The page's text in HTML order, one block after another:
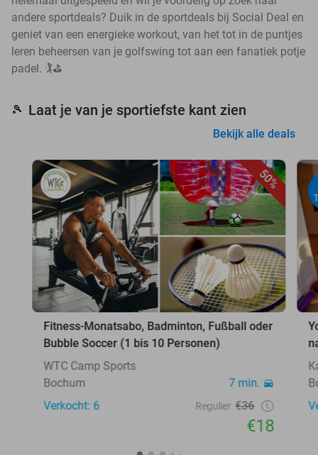
andere sportdeals? Duik in de sportdeals bij Social Deal en
geniet van een energieke workout, van het tot in de puntjes
leren beheersen van je golfswing tot aan een fanatiek potje
padel. 🏌️⛳
🎾 Laat je van je sportiefste kant zien
Bekijk alle deals
50%
Fitness-Monatsabo, Badminton, Fußball oder
Bubble Soccer (1 bis 10 Personen)
WTC Camp Sports
Bochum
7 min.
Verkocht: 6
Regulier €36
€18